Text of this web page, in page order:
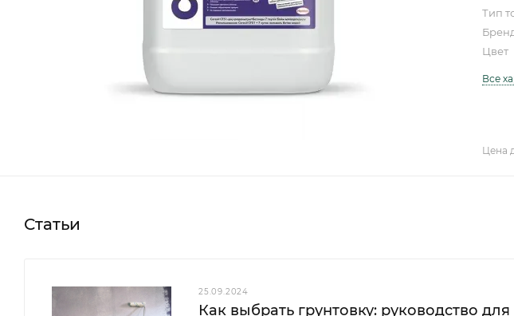
Тип
Цвет
Все
Цена
Статьи
25.09.2024
Как выбрать грунтовку: руководство